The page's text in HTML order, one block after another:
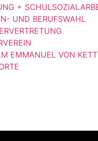
+
UND BERUFSWAHL
EMMANUEL VON